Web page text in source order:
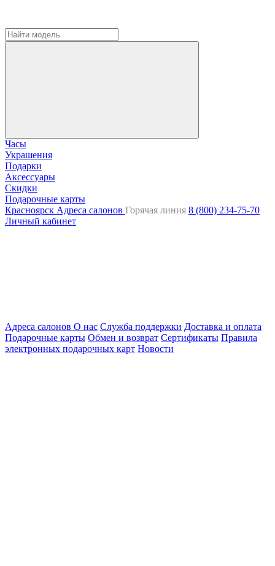
Часы
Украшения
Подарки
Аксессуары
Скидки
Подарочные карты
Красноярск Адреса салонов Горячая линия 8 (800) 234-75-70
Личный кабинет
Адреса салонов О нас Служба поддержки Доставка и оплата
Подарочные карты Обмен и возврат Сертификаты Правила
электронных подарочных карт Новости